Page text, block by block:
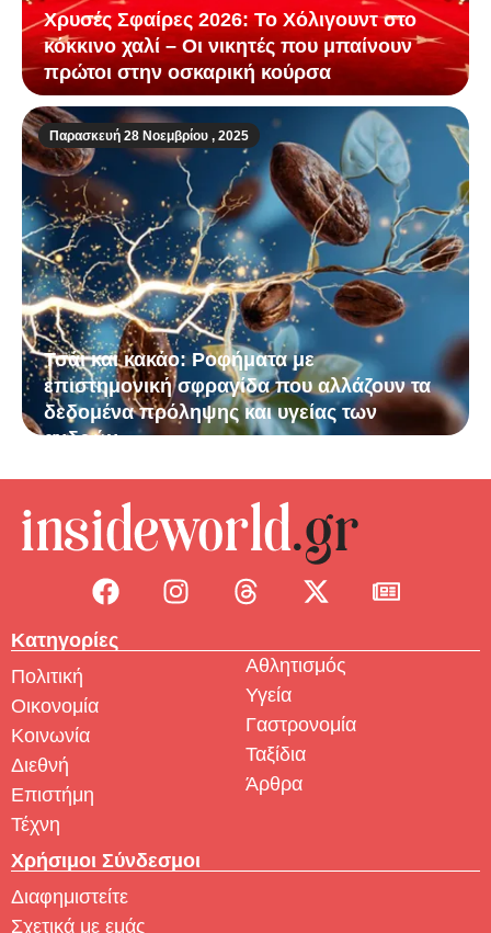
Χρυσές Σφαίρες 2026: Το Χόλιγουντ στο
κόκκινο χαλί – Οι νικητές που μπαίνουν
πρώτοι στην οσκαρική κούρσα
Παρασκευή 28 Νοεμβρίου , 2025
Τσάι και κακάο: Ροφήματα με
επιστημονική σφραγίδα που αλλάζουν τα
δεδομένα πρόληψης και υγείας των
ανδρών
Κατηγορίες
Πολιτική
Οικονομία
Κοινωνία
Διεθνή
Επιστήμη
Τέχνη
Αθλητισμός
Υγεία
Γαστρονομία
Ταξίδια
Άρθρα
Χρήσιμοι Σύνδεσμοι
Διαφημιστείτε
Σχετικά με εμάς